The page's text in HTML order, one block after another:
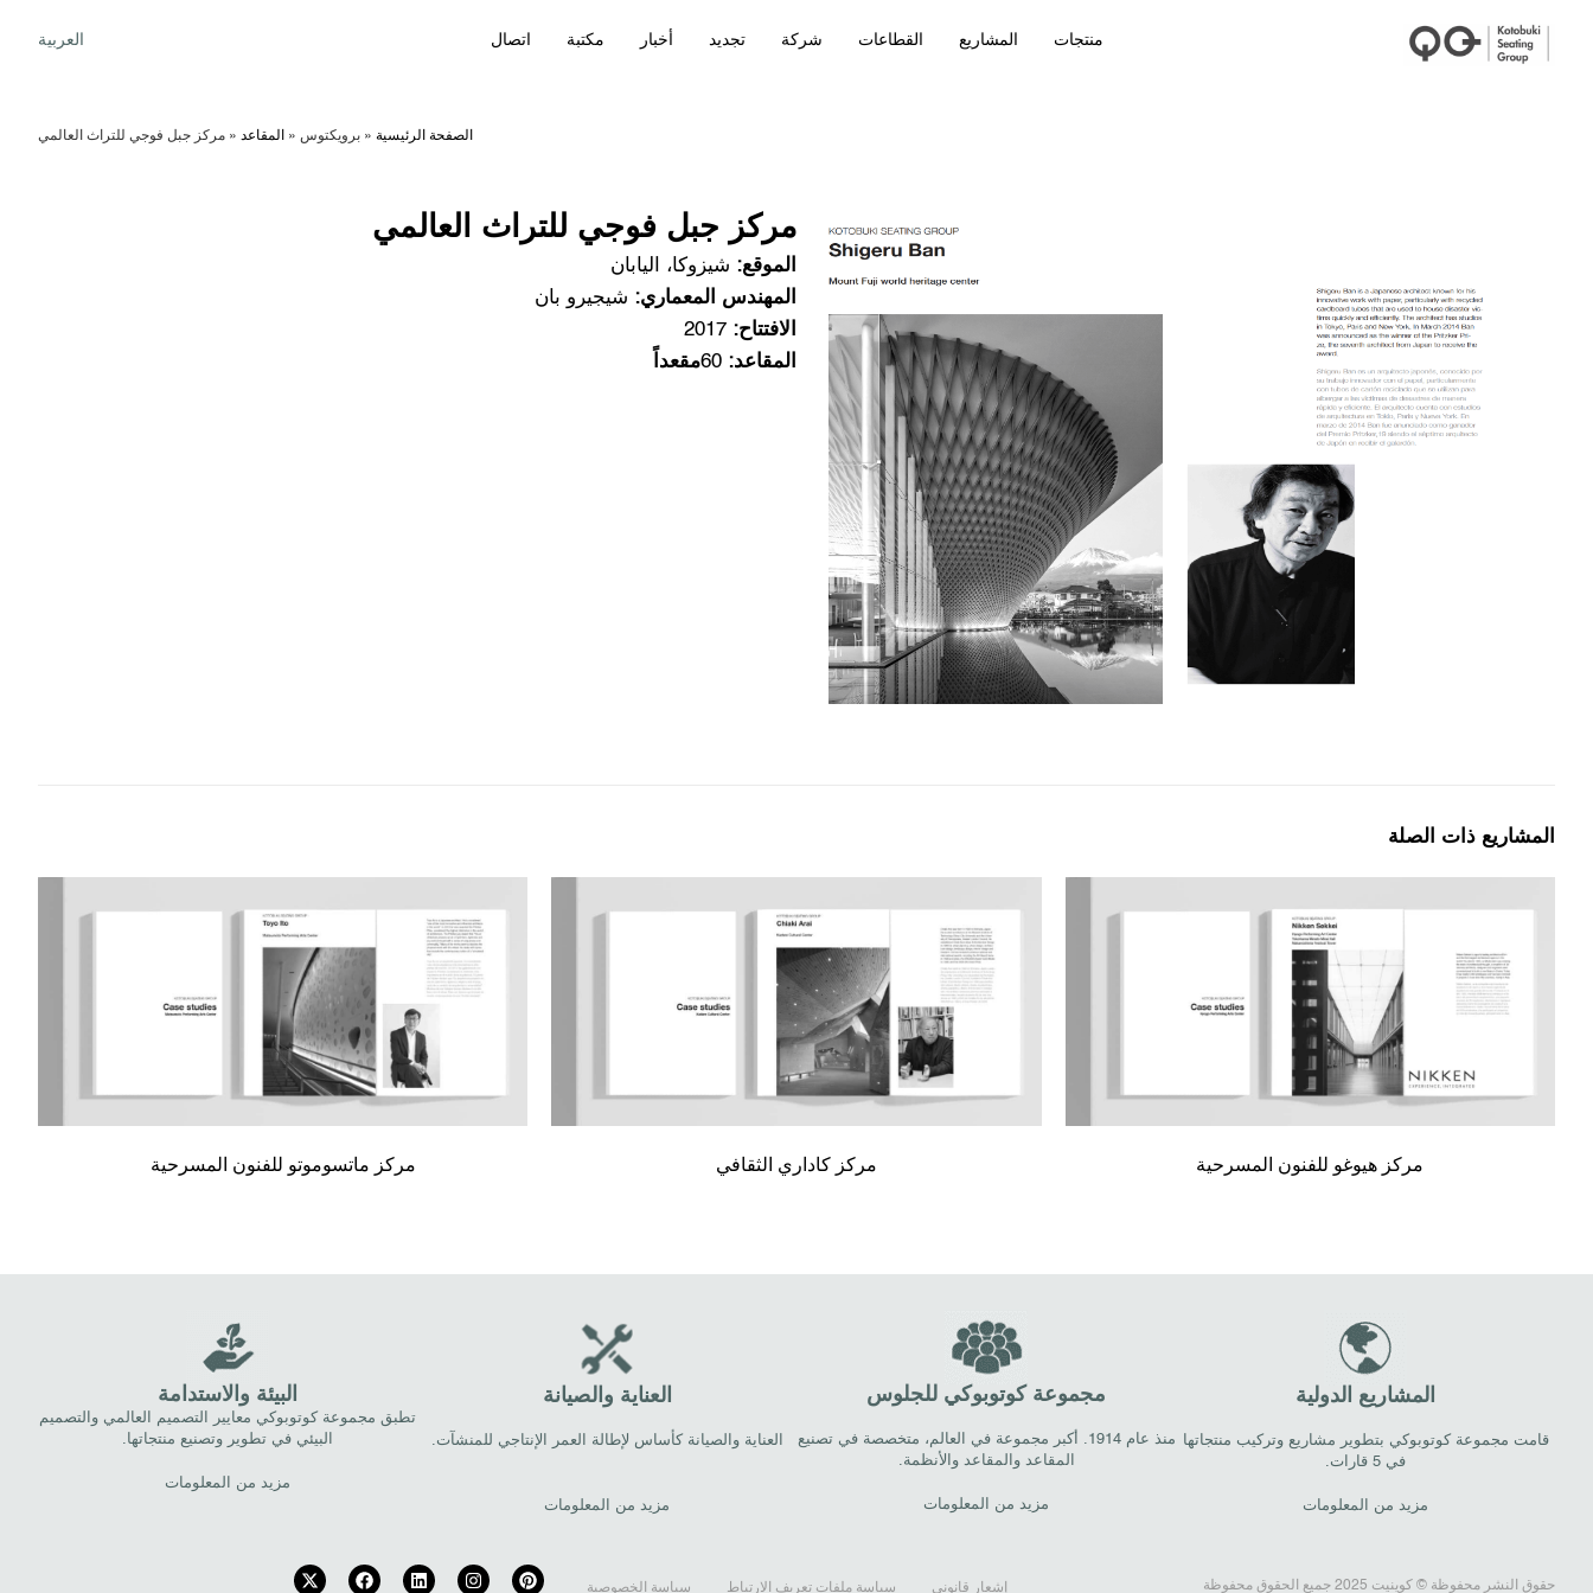
منتجات المشاريع القطاعات شركة تجديد أخبار مكتبة اتصال العربية
الصفحة الرئيسية » برويكتوس » المقاعد » مركز جبل فوجي للتراث العالمي
مركز جبل فوجي للتراث العالمي
الموقع: شيزوكا، اليابان
المهندس المعماري: شيجيرو بان
الافتتاح:
المقاعد: 60مقعداً
المشاريع ذات الصلة
مركز هيوغو للفنون المسرحية مركز كاداري الثقافي مركز ماتسوموتو للفنون المسرحية
المشاريع الدولية
قامت مجموعة كوتوبوكي بتطوير مشاريع وتركيب منتجاتها
في 5 قارات.
مزيد من المعلومات
مجموعة كوتوبوكي للجلوس
منذ عام 1914. أكبر مجموعة في العالم، متخصصة في تصنيع
المقاعد والمقاعد والأنظمة.
مزيد من المعلومات
العناية والصيانة
العناية والصيانة كأساس لإطالة العمر الإنتاجي للمنشآت.
مزيد من المعلومات
البيئة والاستدامة
تطبق مجموعة كوتوبوكي معايير التصميم العالمي والتصميم
البيئي في تطوير وتصنيع منتجاتها.
مزيد من المعلومات
حقوق النشر محفوظة © كوينيت 2025 جميع الحقوق محفوظة إشعار قانوني سياسة ملفات تعريف الارتباط سياسة الخصوصية